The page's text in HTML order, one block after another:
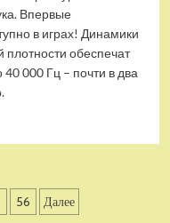
Впервые
в играх! Динамики
обеспечат
000 Гц – почти в два
56 Далее